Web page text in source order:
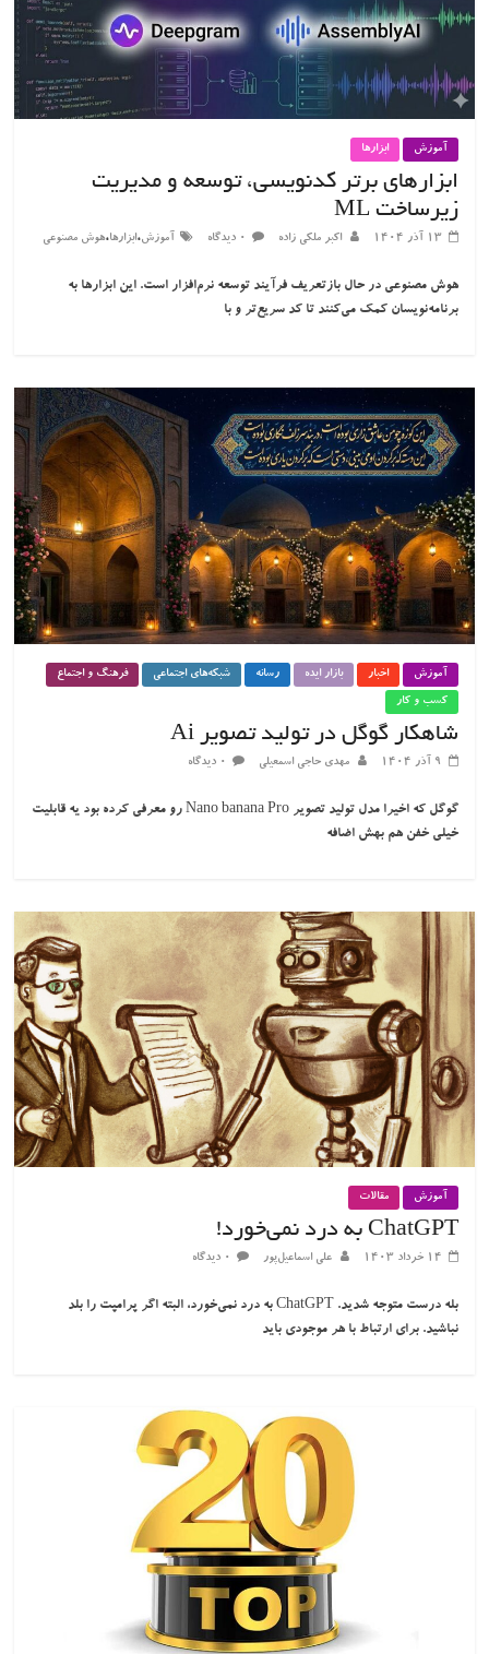
آموزش ابزارها
ابزارهای برتر کدنویسی، توسعه و مدیریت
زیرساخت ML
۱۳ آذر ۱۴۰۴ اکبر ملکی زاده ۰ دیدگاه آموزش،ابزارها،هوش مصنوعی
هوش مصنوعی در حال بازتعریف فرآیند توسعه نرم‌افزار است. این ابزارها به
برنامه‌نویسان کمک می‌کنند تا کد سریع‌تر و با
آموزش اخبار بازار ایده رسانه شبکه‌های اجتماعی فرهنگ و اجتماع
کسب و کار
شاهکار گوگل در تولید تصویر Ai
۹ آذر ۱۴۰۴ مهدی حاجی اسمعیلی ۰ دیدگاه
گوگل که اخیرا مدل تولید تصویر Nano banana Pro رو معرفی کرده بود یه قابلیت
خیلی خفن هم بهش اضافه
آموزش مقالات
ChatGPT به درد نمی‌خورد!
۱۴ خرداد ۱۴۰۳ علی اسماعیل‌پور ۰ دیدگاه
بله درست متوجه شدید. ChatGPT به درد نمی‌خورد، البته اگر پرامپت را بلد
نباشید. برای ارتباط با هر موجودی باید